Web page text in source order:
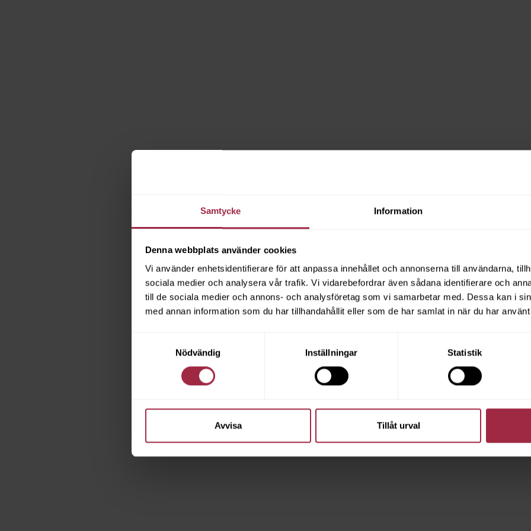
Samtycke Information
Denna webbplats använder cookies
Vi använder enhetsidentifierare för att anpassa innehållet och annonserna till användarna,
sociala medier och analysera vår trafik. Vi vidarebefordrar även sådana identifierare och
till de sociala medier och annons- och analysföretag som vi samarbetar med. Dessa kan i
med annan information som du har tillhandahållit eller som de har samlat in när du har
Nödvändig
Inställningar Statistik
Avvisa Tillåt urval